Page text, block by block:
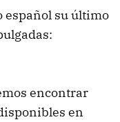
español su último
encontrar
en